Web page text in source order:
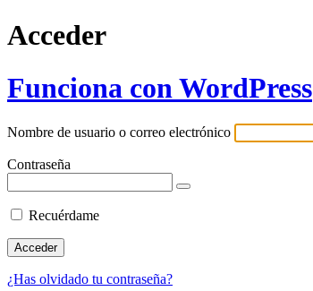
Acceder
Funciona con WordPress
Nombre de usuario o correo electrónico
Contraseña
Recuérdame
¿Has olvidado tu contraseña?